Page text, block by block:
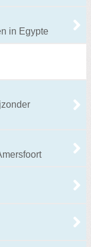
in Egypte